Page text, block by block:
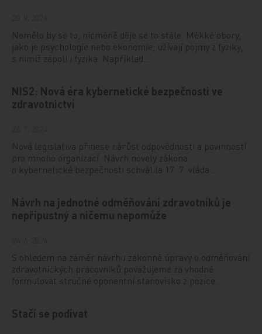
Nemělo by se to, nicméně děje se to stále. Měkké obory,
jako je psychologie nebo ekonomie, užívají pojmy z fyziky,
s nimiž zápolí i fyzika. Například…
NIS2: Nová éra kybernetické bezpečnosti ve
zdravotnictví
Nová legislativa přinese nárůst odpovědnosti a povinností
pro mnoho organizací. Návrh novely zákona
o kybernetické bezpečnosti schválila 17. 7. vláda…
Návrh na jednotné odměňování zdravotníků je
nepřípustný a ničemu nepomůže
S ohledem na záměr návrhu zákonné úpravy o odměňování
zdravotnických pracovníků považujeme za vhodné
formulovat stručné oponentní stanovisko z pozice…
Stačí se podívat